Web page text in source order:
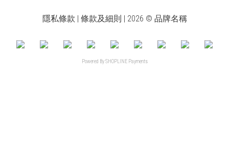
隱私條款 | 條款及細則 | 2026 © 品牌名稱
Powered BySHOPLINE Payments